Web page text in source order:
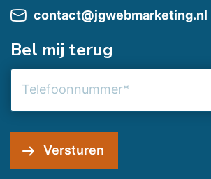
contact@jgwebmarketing.nl
Bel mij terug
Versturen